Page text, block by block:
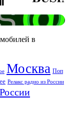
в
Москва Поп
Релакс радио из России